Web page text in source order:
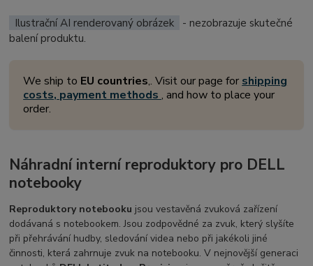
Ilustrační AI renderovaný obrázek
- nezobrazuje skutečné
balení produktu.
We ship to EU countries,. Visit our page for shipping
costs, payment methods, and how to place your
order.
Náhradní interní reproduktory pro DELL
notebooky
Reproduktory notebooku jsou vestavěná zvuková zařízení
dodávaná s notebookem. Jsou zodpovědné za zvuk, který slyšíte
při přehrávání hudby, sledování videa nebo při jakékoli jiné
činnosti, která zahrnuje zvuk na notebooku. V nejnovější generaci